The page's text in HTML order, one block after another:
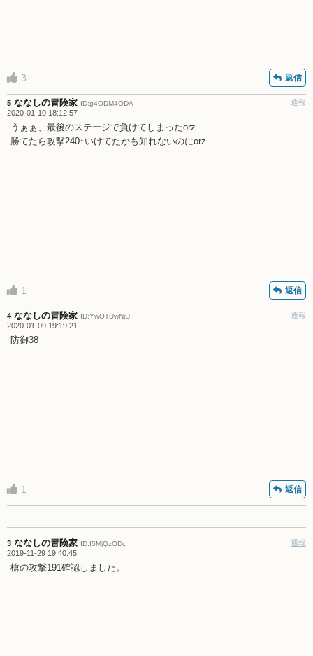
3 返信
5 ななしの冒険家 ID:g4ODM4ODA
2020-01-10 18:12:57
通報
うぁぁ、最後のステージで負けてしまったorz
勝てたら攻撃240↑いけてたかも知れないのにorz
1 返信
4 ななしの冒険家 ID:YwOTUwNjU
2020-01-09 19:19:21
通報
防御38
1 返信
3 ななしの冒険家 ID:I5MjQzODc
2019-11-29 19:40:45
通報
槍の攻撃191確認しました。